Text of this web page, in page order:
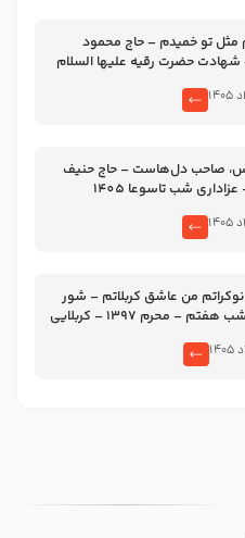
مثل تو خمیدم – حاج محمود
حضرت رقیه علیها السلام
صاحب دل‌هاست – حاج حنیف
شب تاسوعا 1405
من عاشق کربلاتم – شور
زمینه – شب هفتم – محرم 1397 – کربلایی